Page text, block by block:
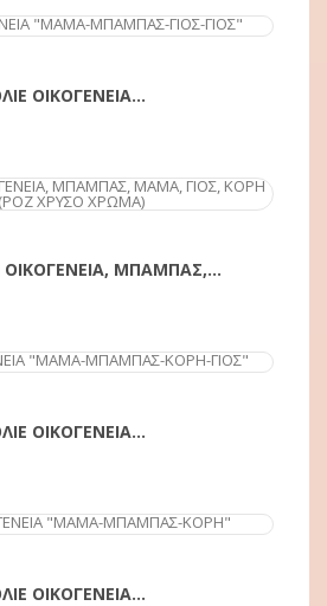
ΑΓΟΡΆ
ΟΙΚΟΓΕΝΕΙΑ...
ΑΓΟΡΆ
ΟΙΚΟΓΕΝΕΙΑ, ΜΠΑΜΠΑΣ,...
ΑΓΟΡΆ
ΟΙΚΟΓΕΝΕΙΑ...
ΑΓΟΡΆ
ΟΙΚΟΓΕΝΕΙΑ...